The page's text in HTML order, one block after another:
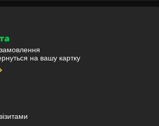
на вашу картку